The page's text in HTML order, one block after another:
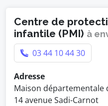
Centre de
infantile (PMI) à
03 44 10 44 30
Adresse
Maison départementale
14 avenue Sadi-Carnot